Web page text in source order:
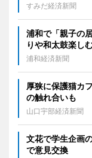
すみだ経済新聞
浦和で「親子の
りや和太鼓楽し
浦和経済新聞
厚狭に保護猫カ
の触れ合いも
山口宇部経済新聞
文花で学生企画
で意見交換